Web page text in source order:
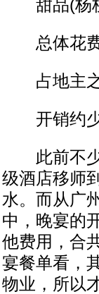
甜品(杨
总体花
占地主之
开销约少
此前不少
级酒店移师
水。而从广
中，晚宴的
他费用，合
宴餐单看，
物业，所以